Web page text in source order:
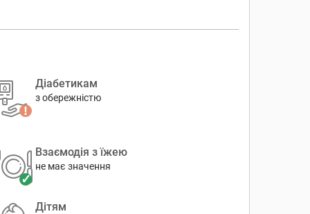
Діабетикам
з обережністю
Взаємодія з їжею
не має значення
Дітям